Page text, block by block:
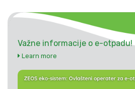
Važne informacije o e-otpadu!
Learn more